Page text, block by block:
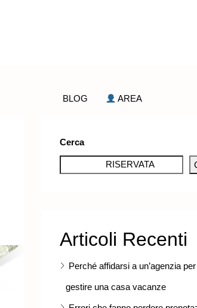
BLOG AREA
RISERVATA
Cerca
Articoli Recenti
Perché affidarsi a un’agenzia per
gestire una casa vacanze